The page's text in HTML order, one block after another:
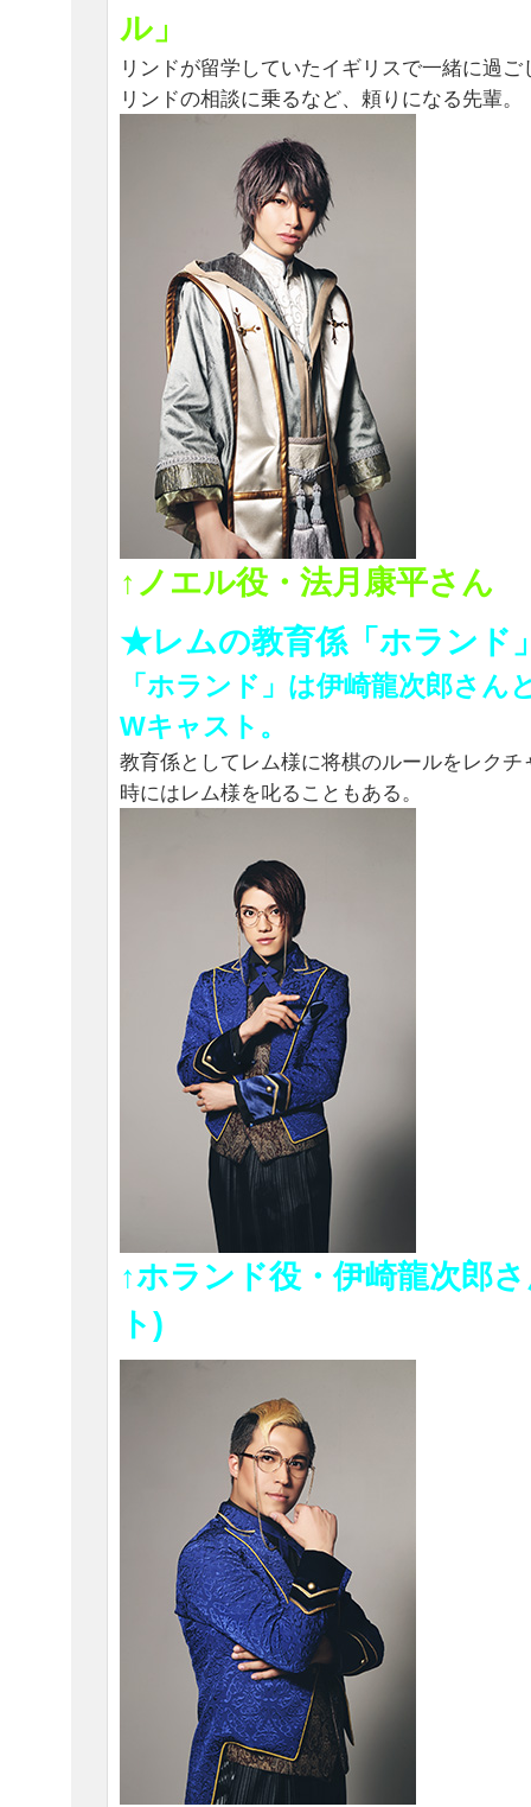
ル」
リンドが留学していたイギリスで一緒に過ご
リンドの相談に乗るなど、頼りになる先輩。
↑ノエル役・法月康平さん
★レムの教育係「ホランド
「ホランド」は伊崎龍次郎さん
Wキャスト。
教育係としてレム様に将棋のルールをレクチ
時にはレム様を叱ることもある。
↑ホランド役・伊崎龍次郎
ト)